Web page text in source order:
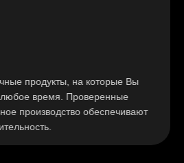
на которые Вы
Проверенные
обеспечивают